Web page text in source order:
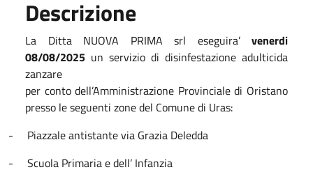
Descrizione
La Ditta NUOVA PRIMA srl eseguira’ venerdi
08/08/2025 un servizio di disinfestazione adulticida
zanzare
per conto dell’Amministrazione Provinciale di Oristano
presso le seguenti zone del Comune di Uras:
-
Piazzale antistante via Grazia Deledda
-
Scuola Primaria e dell’ Infanzia